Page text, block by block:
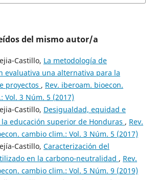
del mismo autor/a
Castillo, La metodología de
evaluativa una alternativa para la
proyectos , Rev. iberoam. bioecon.
Vol. 3 Núm. 5 (2017)
Castillo, Desigualdad, equidad e
educación superior de Honduras , Rev.
cambio clim.: Vol. 3 Núm. 5 (2017)
Castillo, Caracterización del
en la carbono-neutralidad , Rev.
cambio clim.: Vol. 5 Núm. 9 (2019)